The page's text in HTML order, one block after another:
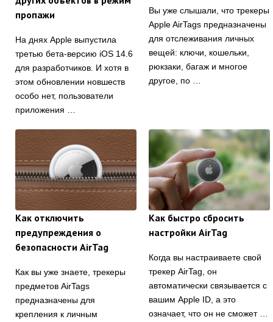
пропажи
На днях Apple выпустила
третью бета-версию iOS 14.6
для разработчиков. И хотя в
этом обновлении новшеств
особо нет, пользователи
приложения …
Вы уже слышали, что трекеры
Apple AirTags предназначены
для отслеживания личных
вещей: ключи, кошельки,
рюкзаки, багаж и многое
другое, по …
Как отключить
предупреждения о
безопасности AirTag
Как вы уже знаете, трекеры
предметов AirTags
предназначены для
крепления к личным
Как быстро сбросить
настройки AirTag
Когда вы настраиваете свой
трекер AirTag, он
автоматически связывается с
вашим Apple ID, а это
означает, что он не сможет …